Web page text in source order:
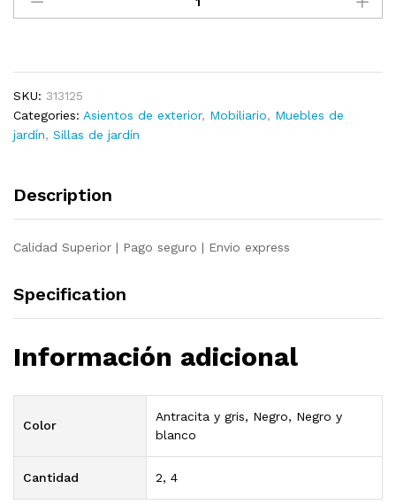
jardín
sintético
negro
quantity
SKU: 313125
Categories: Asientos de exterior, Mobiliario, Muebles de
jardín, Sillas de jardín
Description
Calidad Superior | Pago seguro | Envio express
Specification
Información adicional
Color
Antracita y gris, Negro, Negro y
blanco
Cantidad 2, 4